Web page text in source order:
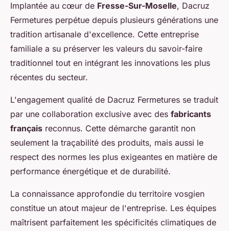
Implantée au cœur de Fresse-Sur-Moselle, Dacruz
Fermetures perpétue depuis plusieurs générations une
tradition artisanale d'excellence. Cette entreprise
familiale a su préserver les valeurs du savoir-faire
traditionnel tout en intégrant les innovations les plus
récentes du secteur.
L'engagement qualité de Dacruz Fermetures se traduit
par une collaboration exclusive avec des fabricants
français reconnus. Cette démarche garantit non
seulement la traçabilité des produits, mais aussi le
respect des normes les plus exigeantes en matière de
performance énergétique et de durabilité.
La connaissance approfondie du territoire vosgien
constitue un atout majeur de l'entreprise. Les équipes
maîtrisent parfaitement les spécificités climatiques de